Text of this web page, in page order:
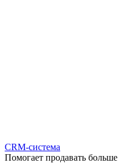
CRM-система
Помогает продавать больше